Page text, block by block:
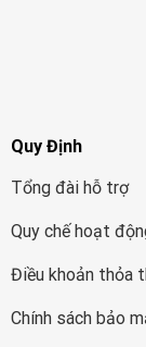
Quy Định
Tổng đài hỗ trợ
Quy chế hoạt
Điều khoản thỏa
Chính sách bảo